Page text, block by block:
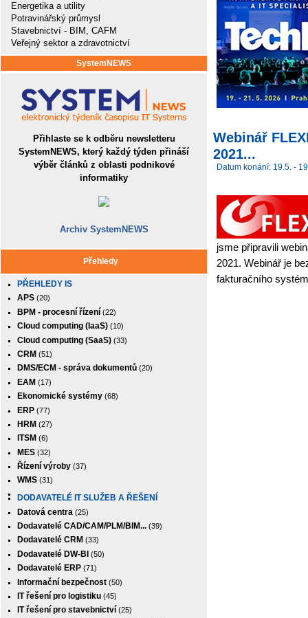
Energetika a utility
Potravinářský průmysl
Stavebnictví - BIM, CAFM
Veřejný sektor a zdravotnictví
SystemNEWS
Přihlaste se k odběru newsletteru
SystemNEWS, který každý týden přináší
výběr článků z oblasti podnikové
informatiky
Archiv SystemNEWS
Přehledy
PŘEHLEDY IS
APS (20)
BPM - procesní řízení (22)
Cloud computing (IaaS) (10)
Cloud computing (SaaS) (33)
CRM (51)
DMS/ECM - správa dokumentů (20)
EAM (17)
Ekonomické systémy (68)
ERP (77)
HRM (27)
ITSM (6)
MES (32)
Řízení výroby (37)
WMS (31)
DODAVATELÉ IT SLUŽEB A ŘEŠENÍ
Datová centra (25)
Dodavatelé CAD/CAM/PLM/BIM... (39)
Dodavatelé CRM (33)
Dodavatelé DW-BI (50)
Dodavatelé ERP (71)
Informační bezpečnost (50)
IT řešení pro logistiku (45)
IT řešení pro stavebnictví (25)
Webinář
2021...
Datum konání: 19.5. -
jsme připravili
2021. Webinář je
fakturačního